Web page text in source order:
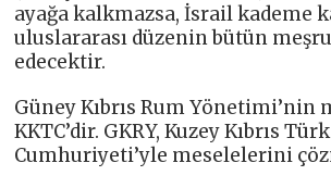
ayağa kalkmazsa, İsrail kademe
uluslararası düzenin bütün
edecektir.
Güney Kıbrıs Rum Yönetimi’nin
KKTC’dir. GKRY, Kuzey Kıbrıs Türk
Cumhuriyeti’yle meselelerini